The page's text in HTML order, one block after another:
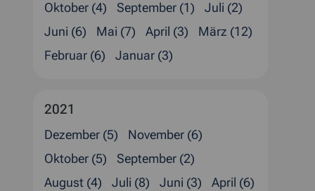
Oktober (4)
September (1)
Juli (2)
Juni (6)
Mai (7) April (3)
März (12)
Februar (6)
Januar (3)
2021
Dezember (5)
November (6)
Oktober (5)
September (2)
August (4)
Juli (8) Juni (3)
April (6)